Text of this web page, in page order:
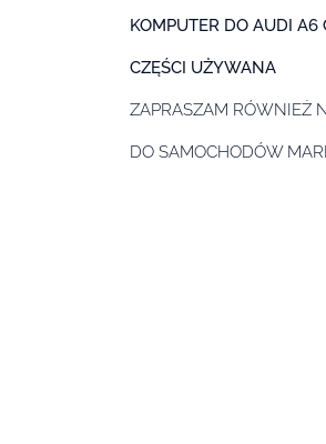
KOMPUTER DO AUDI
CZĘŚCI UŻYWANA
ZAPRASZAM RÓWNIEŻ
DO SAMOCHODÓW